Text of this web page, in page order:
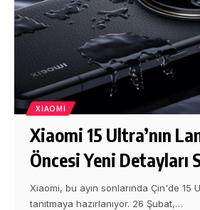
XIAOMI
Xiaomi 15 Ultra’nın
Öncesi Yeni Detayları
Xiaomi, bu ayın sonlarında Çin'de 15
tanıtmaya hazırlanıyor. 26 Şubat,…